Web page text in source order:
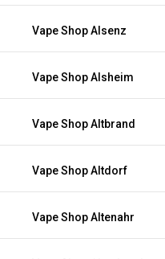
Vape Shop Alsenz
Vape Shop Alsheim
Vape Shop Altbrand
Vape Shop Altdorf
Vape Shop Altenahr